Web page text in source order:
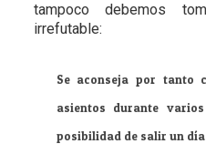
tampoco debemos
irrefutable:
Se aconseja por tanto
asientos durante
posibilidad de salir un día